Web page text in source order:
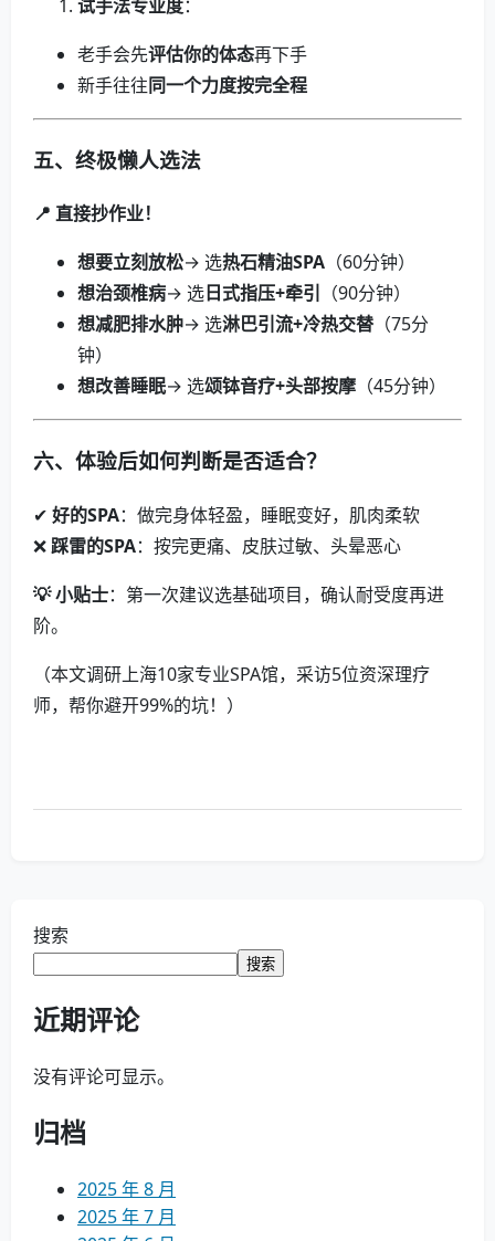
试手法专业度：
老手会先评估你的体态再下手
新手往往同一个力度按完全程
五、终极懒人选法
📍 直接抄作业！
想要立刻放松→ 选热石精油SPA （60分钟）
想治颈椎病→ 选日式指压+牵引
（90分钟）
想减肥排水肿→ 选淋巴引流+冷热交替 （75分
钟）
想改善睡眠→ 选颂钵音疗+头部按摩 （45分钟）
六、体验后如何判断是否适合？
✔ 好的SPA：做完身体轻盈，睡眠变好，肌肉柔软
❌踩雷的SPA：按完更痛、皮肤过敏、头晕恶心
💡 小贴士：第一次建议选基础项目，确认耐受度再进
阶。
（本文调研上海10家专业SPA馆，采访5位资深理疗
师，帮你避开99%的坑！）
搜索
搜索
近期评论
没有评论可显示。
归档
2025 年 8 月
2025 年 7 月